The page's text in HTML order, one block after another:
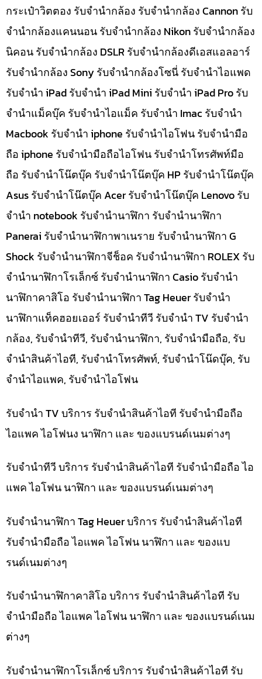
กระเป๋าวิตตอง รับจำนำกล้อง รับจำนำกล้อง Cannon รับ
จำนำกล้องแคนนอน รับจำนำกล้อง Nikon รับจำนำกล้อง
นิคอน รับจำนำกล้อง DSLR รับจำนำกล้องดีเอสแอลอาร์
รับจำนำกล้อง Sony รับจำนำกล้องโซนี่ รับจำนำไอแพด
รับจำนำ iPad รับจำนำ iPad Mini รับจำนำ iPad Pro รับ
จำนำแม็คบุ๊ค รับจำนำไอแม็ค รับจำนำ Imac รับจำนำ
Macbook รับจำนำ iphone รับจำนำไอโฟน รับจำนำมือ
ถือ iphone รับจำนำมือถือไอโฟน รับจำนำโทรศัพท์มือ
ถือ รับจำนำโน๊ตบุ๊ค รับจำนำโน๊ตบุ๊ค HP รับจำนำโน๊ตบุ๊ค
Asus รับจำนำโน๊ตบุ๊ค Acer รับจำนำโน๊ตบุ๊ค Lenovo รับ
จำนำ notebook รับจำนำนาฬิกา รับจำนำนาฬิกา
Panerai รับจำนำนาฬิกาพาเนราย รับจำนำนาฬิกา G
Shock รับจำนำนาฬิกาจีช็อค รับจำนำนาฬิกา ROLEX รับ
จำนำนาฬิกาโรเล็กซ์ รับจำนำนาฬิกา Casio รับจำนำ
นาฬิกาคาสิโอ รับจำนำนาฬิกา Tag Heuer รับจำนำ
นาฬิกาแท็คฮอยเออร์ รับจำนำทีวี รับจำนำ TV รับจำนำ
กล้อง, รับจำนำทีวี, รับจำนำนาฬิกา, รับจำนำมือถือ, รับ
จำนำสินค้าไอที, รับจำนำโทรศัพท์, รับจำนำโน๊ดบุ๊ค, รับ
จำนำไอแพค, รับจำนำไอโฟน
รับจำนำ TV บริการ รับจำนำสินค้าไอที รับจำนำมือถือ
ไอแพค ไอโฟนง นาฬิกา และ ของแบรนด์เนมต่างๆ
รับจำนำทีวี บริการ รับจำนำสินค้าไอที รับจำนำมือถือ ไอ
แพค ไอโฟน นาฬิกา และ ของแบรนด์เนมต่างๆ
รับจำนำนาฬิกา Tag Heuer บริการ รับจำนำสินค้าไอที
รับจำนำมือถือ ไอแพค ไอโฟน นาฬิกา และ ของแบ
รนด์เนมต่างๆ
รับจำนำนาฬิกาคาสิโอ บริการ รับจำนำสินค้าไอที รับ
จำนำมือถือ ไอแพค ไอโฟน นาฬิกา และ ของแบรนด์เนม
ต่างๆ
รับจำนำนาฬิกาโรเล็กซ์ บริการ รับจำนำสินค้าไอที รับ